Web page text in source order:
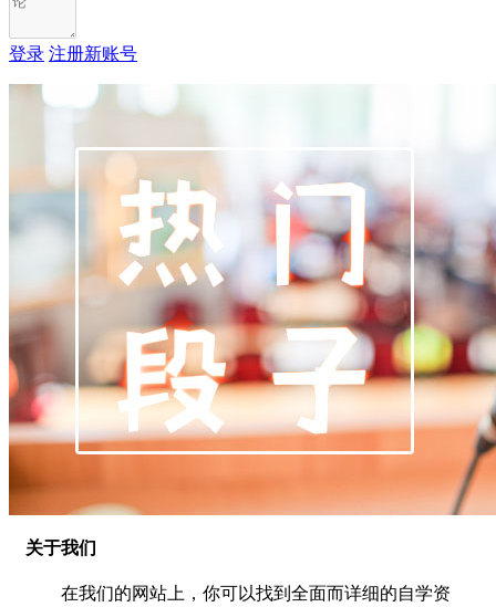
登录 注册新账号
关于我们
在我们的网站上，你可以找到全面而详细的自学资